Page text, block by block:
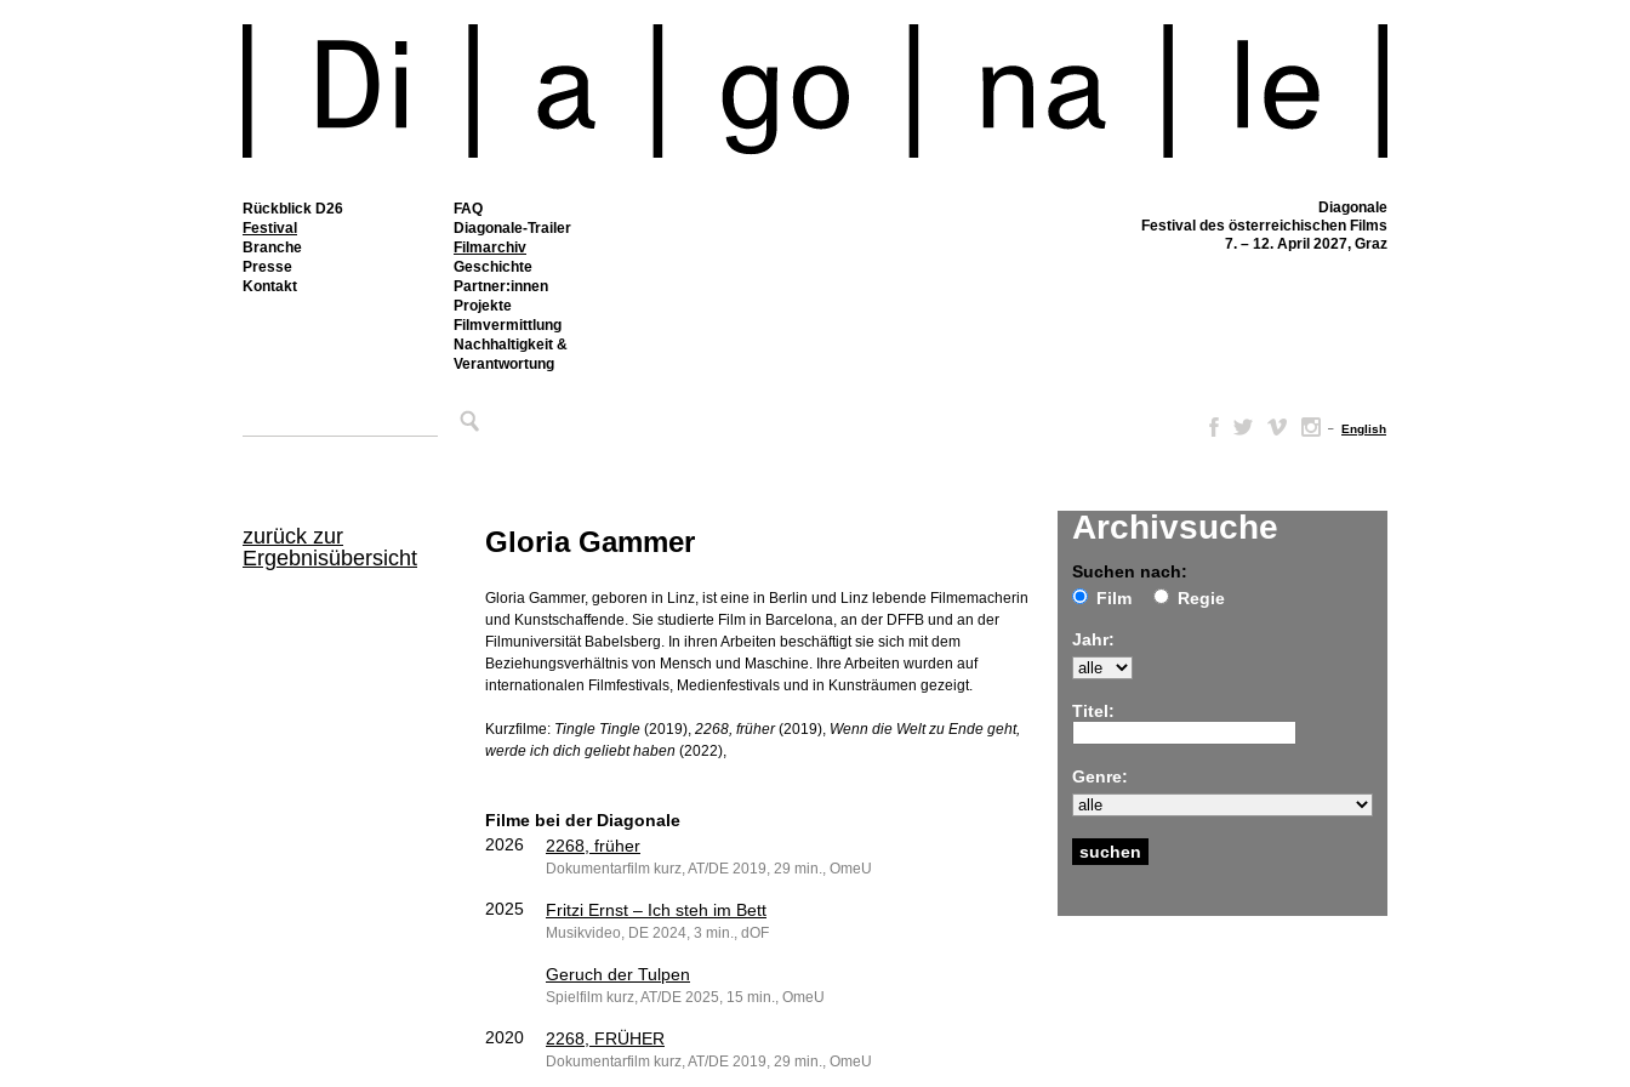
Rückblick D26
Festival
FAQ
Diagonale-Trailer
Filmarchiv
Geschichte
Partner:innen
Projekte
Filmvermittlung
Nachhaltigkeit &
Verantwortung
Branche
Presse
Kontakt
Diagonale
Festival des österreichischen Films
7. – 12. April 2027, Graz
– English
zurück zur
Ergebnisübersicht
Archivsuche
Suchen nach:
Film
Regie
Jahr:
Titel:
Genre:
Gloria Gammer
Gloria Gammer, geboren in Linz, ist eine in Berlin und Linz lebende Filmemacherin
und Kunstschaffende. Sie studierte Film in Barcelona, an der DFFB und an der
Filmuniversität Babelsberg. In ihren Arbeiten beschäftigt sie sich mit dem
Beziehungsverhältnis von Mensch und Maschine. Ihre Arbeiten wurden auf
internationalen Filmfestivals, Medienfestivals und in Kunsträumen gezeigt.
Kurzfilme: Tingle Tingle (2019), 2268, früher(2019), Wenn die Welt zu Ende geht,
werde ich dich geliebt haben (2022),
Filme bei der Diagonale
2026
2268, früher
Dokumentarfilm kurz, AT/DE 2019, 29 min., OmeU
2025 Fritzi Ernst – Ich steh im Bett
Musikvideo, DE 2024, 3 min., dOF
Geruch der Tulpen
Spielfilm kurz, AT/DE 2025, 15 min., OmeU
2020 2268, FRÜHER
Dokumentarfilm kurz, AT/DE 2019, 29 min., OmeU